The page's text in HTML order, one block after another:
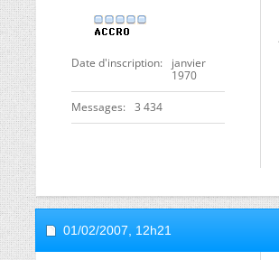
Date d'inscription
janvier
1970
Messages 3 434
01/02/2007, 12h21